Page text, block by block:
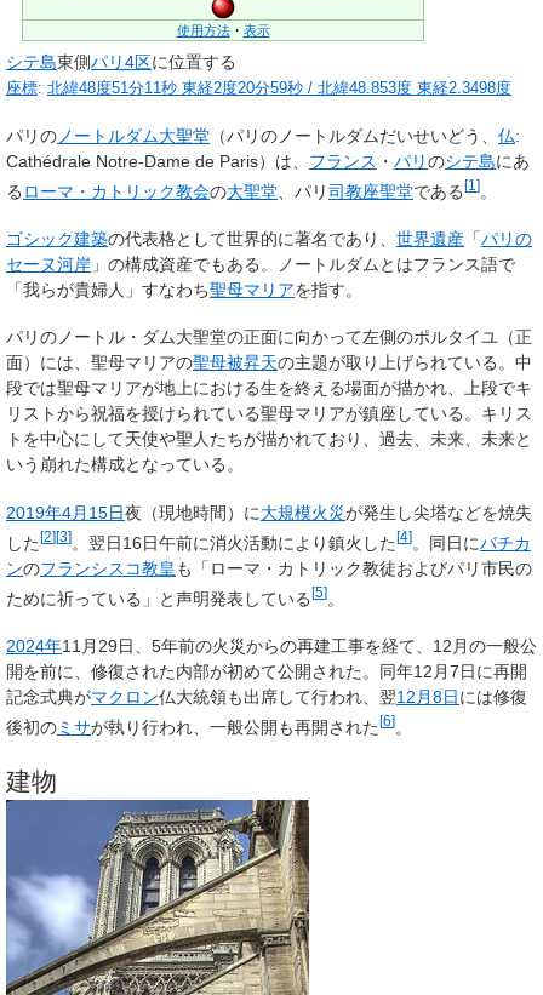
使用方法・ 表示
シテ島東側パリ4区に位置する
座標: 北緯48度51分11秒 東経2度20分59秒 / 北緯48.853度 東経2.3498度
パリの ノートルダム大聖堂 （パリのノートルダムだいせいどう、 仏:
Cathédrale Notre-Dame de Paris）は、 フランス ・ パリのシテ島にあ
る ローマ・カトリック教会の大聖堂 、パリ司教座聖堂である[1 ]
ゴシック建築の代表格として世界的に著名であり、 世界遺産 「パリの
セーヌ河岸 」の構成資産でもある。ノートルダムとはフランス語で
「我らが貴婦人」すなわち聖母マリアを指す。
パリのノートル・ダム大聖堂の正面に向かって左側のポルタイユ（正
面）には、聖母マリアの聖母被昇天の主題が取り上げられている。中
段では聖母マリアが地上における生を終える場面が描かれ、上段でキ
リストから祝福を授けられている聖母マリアが鎮座している。キリス
トを中心にして天使や聖人たちが描かれており、過去、未来、未来と
いう崩れた構成となっている。
2019年4月15日夜（現地時間）に大規模火災が発生し尖塔などを焼失
した[2][3]。翌日16日午前に消火活動により鎮火した[4]。同日にバチカ
ンのフランシスコ教皇も「ローマ・カトリック教徒およびパリ市民の
ために祈っている」と声明発表している[5]。
2024年11月29日、5年前の火災からの再建工事を経て、12月の一般公
開を前に、修復された内部が初めて公開された。同年12月7日に再開
記念式典がマクロン仏大統領も出席して行われ、翌12月8日には修復
後初のミサが執り行われ、一般公開も再開された[6]。
建物